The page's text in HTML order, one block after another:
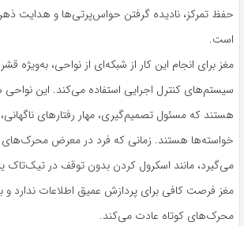
حفظ تمرکز، نادیده گرفتن حواس‌پرتی‌ها و هدایت
است.
مغز برای انجام این کار از شبکه‌ای از نواحی، به‌ویژه
سیستم‌های کنترل اجرایی استفاده می‌کند. این
هستند که مسئول تصمیم‌گیری، مهار رفتارهای ناگهانی،
خواسته‌ها هستند. زمانی که فرد در معرض محرک‌های
می‌گیرد، مانند اسکرول کردن بدون توقف در تیک‌تاک یا
مغز فرصت کافی برای پردازش عمیق اطلاعات ندارد و
محرک‌های کوتاه عادت می‌کند.